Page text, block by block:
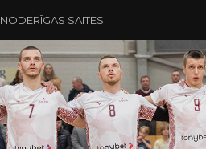
NODERĪGAS SAITES